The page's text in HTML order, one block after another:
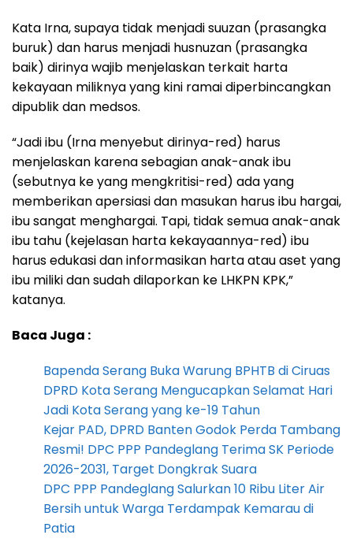
Kata Irna, supaya tidak menjadi suuzan (prasangka
buruk) dan harus menjadi husnuzan (prasangka
baik) dirinya wajib menjelaskan terkait harta
kekayaan miliknya yang kini ramai diperbincangkan
dipublik dan medsos.
“Jadi ibu (Irna menyebut dirinya-red) harus
menjelaskan karena sebagian anak-anak ibu
(sebutnya ke yang mengkritisi-red) ada yang
memberikan apersiasi dan masukan harus ibu hargai,
ibu sangat menghargai. Tapi, tidak semua anak-anak
ibu tahu (kejelasan harta kekayaannya-red) ibu
harus edukasi dan informasikan harta atau aset yang
ibu miliki dan sudah dilaporkan ke LHKPN KPK,”
katanya.
Baca Juga :
Bapenda Serang Buka Warung BPHTB di Ciruas
DPRD Kota Serang Mengucapkan Selamat Hari
Jadi Kota Serang yang ke-19 Tahun
Kejar PAD, DPRD Banten Godok Perda Tambang
Resmi! DPC PPP Pandeglang Terima SK Periode
2026-2031, Target Dongkrak Suara
DPC PPP Pandeglang Salurkan 10 Ribu Liter Air
Bersih untuk Warga Terdampak Kemarau di
Patia